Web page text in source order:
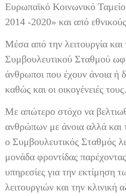
Ευρωπαϊκό Κοινωνικό
2014 -2020» και από
Μέσα από την λειτουργία και
Συμβουλευτικού Σταθμού
άνθρωποι που έχουν άνοια ή
καθώς και οι οικογένειές τους.
Με απώτερο στόχο να
ανθρώπων με άνοια αλλά και
ο Συμβουλευτικός Σταθμός
μονάδα φροντίδας
υπηρεσίες για την εκτίμηση
λειτουργιών και την